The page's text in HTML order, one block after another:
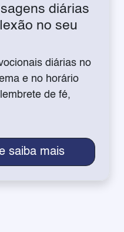
diárias
no seu
diárias no
e no horário
de fé,
saiba mais